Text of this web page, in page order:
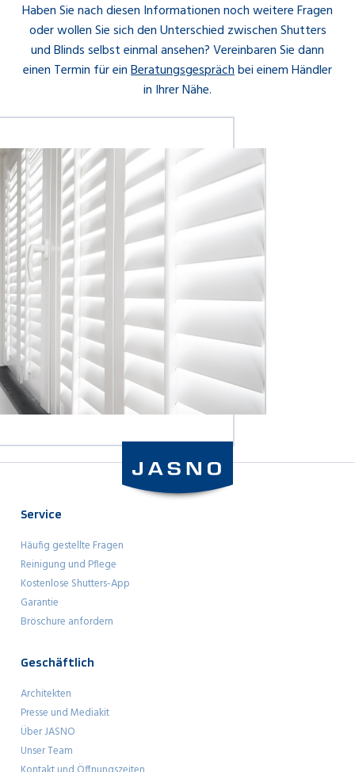
Haben Sie nach diesen Informationen noch weitere Fragen
oder wollen Sie sich den Unterschied zwischen Shutters
und Blinds selbst einmal ansehen? Vereinbaren Sie dann
einen Termin für einBeratungsgesprächbei einem Händler
in Ihrer Nähe.
Service
Häufig gestellte Fragen
Reinigung und Pflege
Kostenlose Shutters-App
Garantie
Bröschure anfordern
Geschäftlich
Architekten
Presse und Mediakit
Über JASNO
Unser Team